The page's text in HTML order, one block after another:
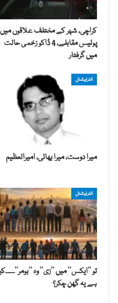
کراچی، شہر کے مختلف علاقوں میں
پولیس مقابلے، 4 ڈاکو زخمی حالت
میں گرفتار
انٹرنیشنل
میرا دوست، میرا بھائی، امیرالعظیم
انٹرنیشنل
تو ’’ایکس‘‘ میں ’’زی‘‘ وہ
ہے یہ گھن چکر؟